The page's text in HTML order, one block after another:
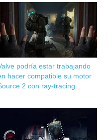
podría estar trabajando
hacer compatible su motor
2 con ray-tracing